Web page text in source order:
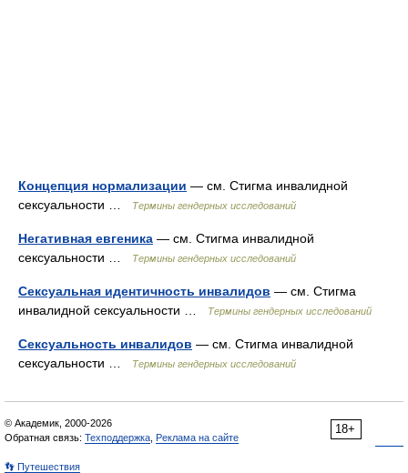
Концепция нормализации — см. Стигма инвалидной
сексуальности …
Термины гендерных исследований
Негативная евгеника — см. Стигма инвалидной
сексуальности …
Термины гендерных исследований
Сексуальная идентичность инвалидов — см. Стигма
инвалидной сексуальности …
Термины гендерных исследований
Сексуальность инвалидов — см. Стигма инвалидной
сексуальности …
Термины гендерных исследований
18+
© Академик, 2000-2026
Обратная связь: Техподдержка Реклама на сайте
👣 Путешествия